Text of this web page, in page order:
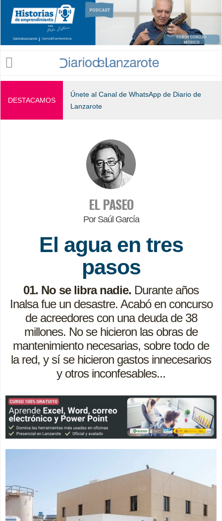
Jump to navigation
DESTACAMOS
Únete al Canal de WhatsApp de Diario de
Lanzarote
EL PASEO
Por Saúl García
El agua en tres
pasos
01. No se libra nadie. Durante años
Inalsa fue un desastre. Acabó en concurso
de acreedores con una deuda de 38
millones. No se hicieron las obras de
mantenimiento necesarias, sobre todo de
la red, y sí se hicieron gastos innecesarios
y otros inconfesables...